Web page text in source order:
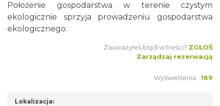
Położenie gospodarstwa w terenie czystym
ekologicznie sprzyja prowadzeniu gospodarstwa
ekologicznego.
Zauważyłeś błąd w treści? ZGŁOŚ
Zarządzaj rezerwacją
Wyświetlenia: 189
Lokalizacja: